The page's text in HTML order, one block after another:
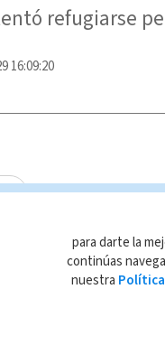
refugiarse
16:09:20
del contenido de esta
para darte la
continúas
nuestra